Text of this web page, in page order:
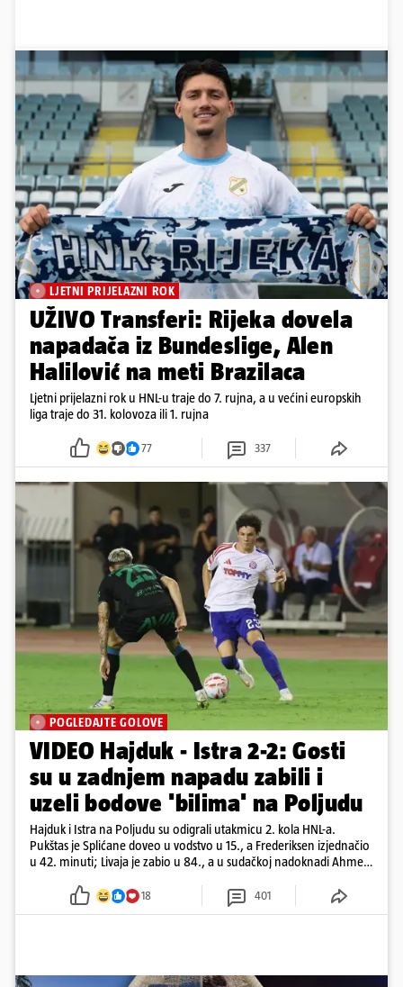
LJETNI PRIJELAZNI ROK
UŽIVO Transferi: Rijeka dovela
napadača iz Bundeslige, Alen
Halilović na meti Brazilaca
Ljetni prijelazni rok u HNL-u traje do 7. rujna, a u većini europskih
liga traje do 31. kolovoza ili 1. rujna
77 337
POGLEDAJTE GOLOVE
VIDEO Hajduk - Istra 2-2: Gosti
su u zadnjem napadu zabili i
uzeli bodove 'bilima' na Poljudu
Hajduk i Istra na Poljudu su odigrali utakmicu 2. kola HNL-a.
Pukštas je Splićane doveo u vodstvo u 15., a Frederiksen izjednačio
u 42. minuti; Livaja je zabio u 84., a u sudačkoj nadoknadi Ahmeti
18 401